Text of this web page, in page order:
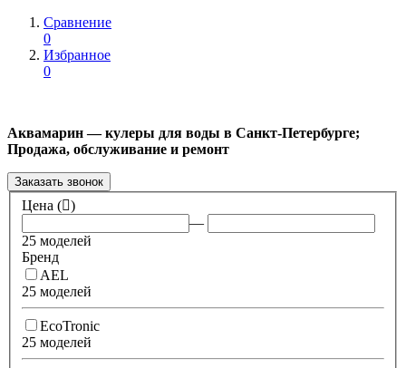
Сравнение
0
Избранное
0
Аквамарин — кулеры для воды в Санкт-Петербурге;
Продажа, обслуживание и ремонт
Заказать звонок
Цена ( )
—
25 моделей
Бренд
AEL
25 моделей
EcoTronic
25 моделей